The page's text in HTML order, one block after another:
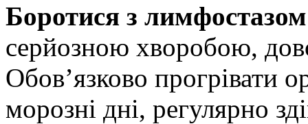
Боротися з
серйозною хворобою,
Обов’язково прогрівати
морозні дні, регулярно